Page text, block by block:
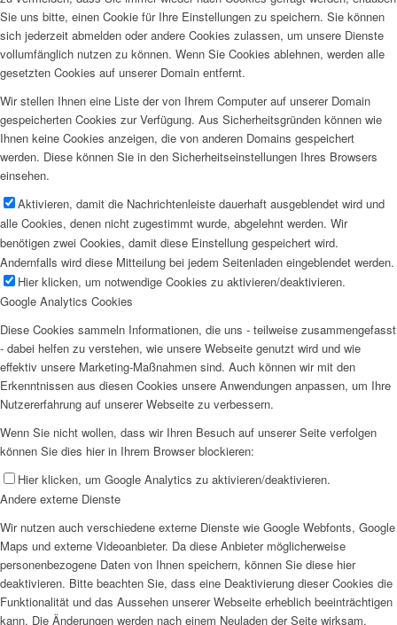
Sie uns bitte, einen Cookie für Ihre Einstellungen zu speichern. Sie können
sich jederzeit abmelden oder andere Cookies zulassen, um unsere Dienste
vollumfänglich nutzen zu können. Wenn Sie Cookies ablehnen, werden alle
gesetzten Cookies auf unserer Domain entfernt.
Wir stellen Ihnen eine Liste der von Ihrem Computer auf unserer Domain
gespeicherten Cookies zur Verfügung. Aus Sicherheitsgründen können wie
Ihnen keine Cookies anzeigen, die von anderen Domains gespeichert
werden. Diese können Sie in den Sicherheitseinstellungen Ihres Browsers
einsehen.
Aktivieren, damit die Nachrichtenleiste dauerhaft ausgeblendet wird und
alle Cookies, denen nicht zugestimmt wurde, abgelehnt werden. Wir
benötigen zwei Cookies, damit diese Einstellung gespeichert wird.
Andernfalls wird diese Mitteilung bei jedem Seitenladen eingeblendet werden.
Hier klicken, um notwendige Cookies zu aktivieren/deaktivieren.
Google Analytics Cookies
Diese Cookies sammeln Informationen, die uns - teilweise zusammengefasst
- dabei helfen zu verstehen, wie unsere Webseite genutzt wird und wie
effektiv unsere Marketing-Maßnahmen sind. Auch können wir mit den
Erkenntnissen aus diesen Cookies unsere Anwendungen anpassen, um Ihre
Nutzererfahrung auf unserer Webseite zu verbessern.
Wenn Sie nicht wollen, dass wir Ihren Besuch auf unserer Seite verfolgen
können Sie dies hier in Ihrem Browser blockieren:
Hier klicken, um Google Analytics zu aktivieren/deaktivieren.
Andere externe Dienste
Wir nutzen auch verschiedene externe Dienste wie Google Webfonts, Google
Maps und externe Videoanbieter. Da diese Anbieter möglicherweise
personenbezogene Daten von Ihnen speichern, können Sie diese hier
deaktivieren. Bitte beachten Sie, dass eine Deaktivierung dieser Cookies die
Funktionalität und das Aussehen unserer Webseite erheblich beeinträchtigen
kann. Die Änderungen werden nach einem Neuladen der Seite wirksam.